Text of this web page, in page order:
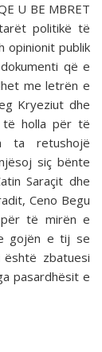
U BE MBRET
politikë të
opinionit publik
që e
me letrën e
Kryeziut dhe
të holla për të
ta retushojë
siç bënte
Saraçit dhe
Ceno Begu
të mirën e
gojën e tij se
zbatuesi
pasardhësit e